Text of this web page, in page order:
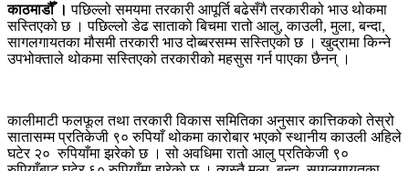
काठमाडौँ । पछिल्लो समयमा तरकारी आपूर्ति बढेसँगै तरकारीको भाउ थोकमा
सस्तिएको छ । पछिल्लो डेढ साताको बिचमा रातो आलु,काउली,मुला,बन्दा,
सागलगायतका मौसमी तरकारी भाउ दोब्बरसम्म सस्तिएको छ । खुद्रामा किन्ने
उपभोक्ताले थोकमा सस्तिएको तरकारीको महसुस गर्न पाएका छैनन् ।
कालीमाटी फलफूल तथा तरकारी विकास समितिका अनुसार कात्तिकको तेस्रो
सातासम्म प्रतिकेजी ९० रुपियाँ थोकमा कारोबार भएको स्थानीय काउली अहिले
घटेर २० रुपियाँमा झरेको छ । सो अवधिमा रातो आलु प्रतिकेजी ९०